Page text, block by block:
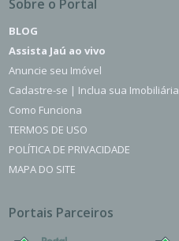
Sobre o Portal
BLOG
Assista Jaú ao vivo
Anuncie seu Imóvel
Cadastre-se | Inclua sua Imobiliária
Como Funciona
TERMOS DE USO
POLÍTICA DE PRIVACIDADE
MAPA DO SITE
Portais Parceiros